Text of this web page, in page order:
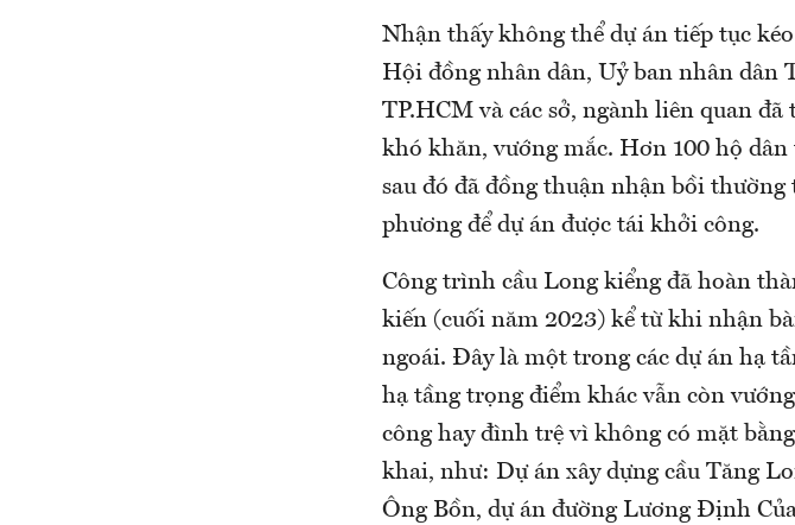
Nhận thấy không thể dự án tiếp tục
Hội đồng nhân dân, Uỷ ban nhân dân
TP.HCM và các sở, ngành liên quan
khó khăn, vướng mắc. Hơn 100 hộ
sau đó đã đồng thuận nhận bồi
phương để dự án được tái khởi công.
Công trình cầu Long kiểng đã hoàn
kiến (cuối năm 2023) kể từ khi nhận
ngoái. Đây là một trong các dự án hạ
hạ tầng trọng điểm khác vẫn còn
công hay đình trệ vì không có mặt
khai, như: Dự án xây dựng cầu Tăng
Ông Bồn, dự án đường Lương Định